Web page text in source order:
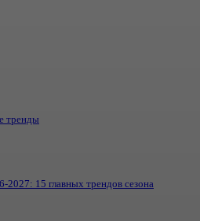
тренды
2027: 15 главных трендов сезона